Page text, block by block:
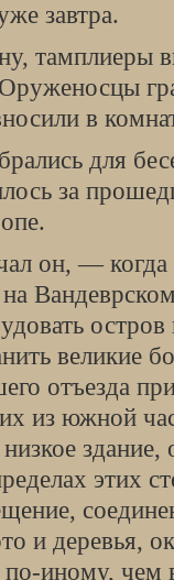
завтра.
тамплиеры
в
для
за
он, — когда
великие
отъезда
из южной
этих
и деревья,
по-иному, чем